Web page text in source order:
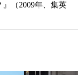
（2009年、集英